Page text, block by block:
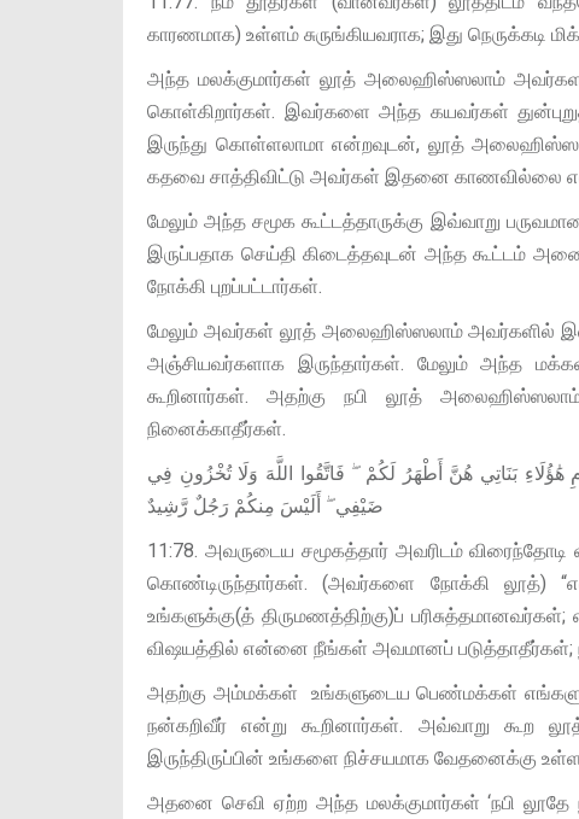
காரணமாக) உள்ளம் சுருங்கியவராக; இது நெருக்கடி
அந்த மலக்குமார்கள் லூத் அலைஹிஸ்ஸலாம்
கொள்கிறார்கள். இவர்களை அந்த கயவர்கள்
இருந்து கொள்ளலாமா என்றவுடன், லூத்
கதவை சாத்திவிட்டு அவர்கள் இதனை காணவில்லை
மேலும் அந்த சமூக கூட்டத்தாருக்கு இவ்வாறு
இருப்பதாக செய்தி கிடைத்தவுடன் அந்த கூட்டம்
நோக்கி புறப்பட்டார்கள்.
மேலும் அவர்கள் லூத் அலைஹிஸ்ஸலாம் அவர்களில்
அஞ்சியவர்களாக இருந்தார்கள். மேலும் அந்த
கூறினார்கள். அதற்கு நபி லூத்
நினைக்காதீர்கள்.
بَنَاتِي هُنَّ أَطْهَرُ لَكُمْ ۖ فَاتَّقُوا اللَّهَ وَلَا تُخْزُونِ فِي
ضَيْفِي ۖ أَلَيْسَ مِنكُمْ رَجُلٌ رَّشِيدٌ
11:78. அவருடைய சமூகத்தார் அவரிடம்
கொண்டிருந்தார்கள். (அவர்களை நோக்கி லூத்)
உங்களுக்கு(த் திருமணத்திற்கு)ப்
விஷயத்தில் என்னை நீங்கள் அவமானப் படுத்தாதீர்கள்;
அதற்கு அம்மக்கள் உங்களுடைய பெண்மக்கள்
நன்கறிவீர் என்று கூறினார்கள். அவ்வாறு
இருந்திருப்பின் உங்களை நிச்சயமாக வேதனைக்கு
அதனை செவி ஏற்ற அந்த மலக்குமார்கள் ‘நபி